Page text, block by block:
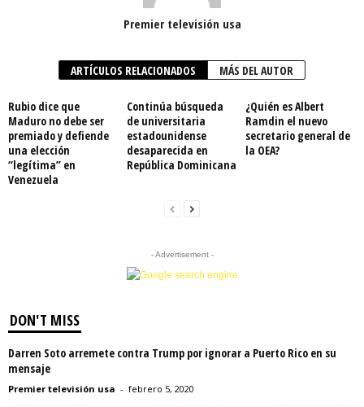
Premier televisión usa
ARTÍCULOS RELACIONADOS MÁS DEL AUTOR
Rubio dice que
Maduro no debe ser
premiado y defiende
una elección
“legítima” en
Venezuela
Continúa búsqueda
de universitaria
estadounidense
desaparecida en
República Dominicana
¿Quién es Albert
Ramdin el nuevo
secretario general de
la OEA?
- Advertisement -
DON'T MISS
Darren Soto arremete contra Trump por ignorar a Puerto Rico en su
mensaje
Premier televisión usa - febrero 5, 2020